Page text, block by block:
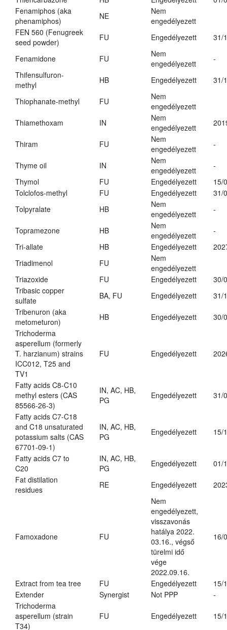
Fenamiphos (aka
phenamiphos)
NE
Nem
engedélyezett
FEN 560 (Fenugreek
seed powder)
FU Engedélyezett 31/
Fenamidone FU
Nem
engedélyezett
-
Thifensulfuron-
methyl
HB Engedélyezett 31/
Thiophanate-methyl FU
Nem
engedélyezett
Thiamethoxam
IN
Nem
engedélyezett
Thiram FU
Nem
engedélyezett
-
Thyme oil IN
Nem
engedélyezett
-
Thymol
FU Engedélyezett
15/
Tolclofos-methyl
FU Engedélyezett
31/
Tolpyralate
HB
Nem
engedélyezett
-
Topramezone HB
Nem
engedélyezett
-
Tri-allate
HB Engedélyezett
Triadimenol
FU
Nem
engedélyezett
Triazoxide
FU Engedélyezett
30/
Tribasic copper
sulfate
BA, FU Engedélyezett
31/
Tribenuron (aka
metometuron)
HB Engedélyezett
30/
Trichoderma
asperellum (formerly
T. harzianum) strains
ICC012, T25 and
TV1
FU Engedélyezett
Fatty acids C8-C10
methyl esters (CAS
85566-26-3)
IN, AC, HB,
PG
Engedélyezett 31/
Fatty acids C7-C18
and C18 unsaturated
potassium salts (CAS
67701-09-1)
IN, AC, HB,
PG
Engedélyezett 15/
Fatty acids C7 to
C20
IN, AC, HB,
PG
Engedélyezett
01/
Fat distilation
residues
RE Engedélyezett
Famoxadone FU
Nem
engedélyezett,
visszavonás
hatálya 2022.
03.16., végső
türelmi idő
vége
2022.09.16.
16/
Extract from tea tree FU Engedélyezett
15/
Extender
Synergist Not PPP
-
Trichoderma
asperellum (strain
T34)
FU Engedélyezett 15/